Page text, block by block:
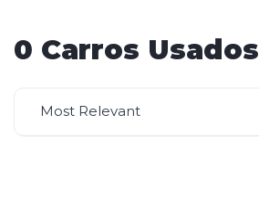
0 Carros Usados
Most Relevant